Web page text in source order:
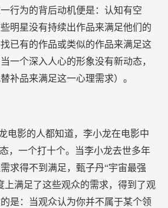
行为的背后动机便是：认知有空
明星没有持续出作品来满足他们的
已有的作品或类似的作品来满足这
一个深入人心的形象没有新动态，
补品来满足这一心理需求）。
电影的人都知道，李小龙在电影中
，一个打十个。当李小龙去世多年
求得不到满足，甄子丹“宇宙最强
上满足了这些观众的需求，得到了观
是：当观众认为你并不属于某个领